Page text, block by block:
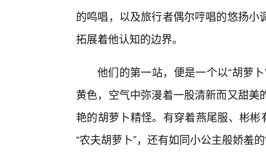
的鸣唱，以及旅行者偶尔哼唱的悠扬
拓展着他认知的边界。
他们的第一站，便是一个以“胡萝
黄色，空气中弥漫着一股清新而又甜
艳的胡萝卜精怪。有穿着燕尾服、彬
“农夫胡萝卜”，还有如同小公主般娇羞